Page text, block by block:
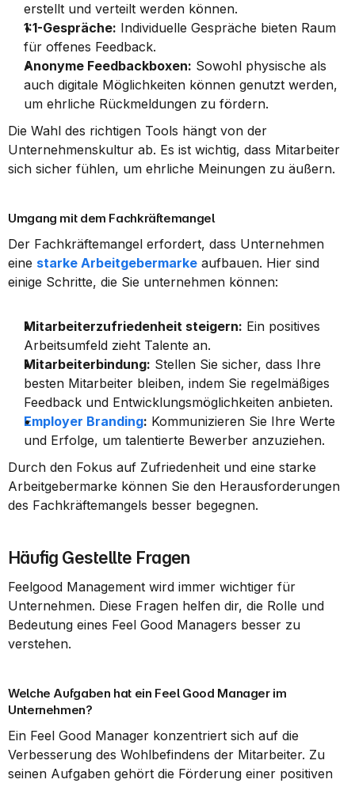
erstellt und verteilt werden können.
1:1-Gespräche: Individuelle Gespräche bieten Raum
für offenes Feedback.
Anonyme Feedbackboxen: Sowohl physische als
auch digitale Möglichkeiten können genutzt werden,
um ehrliche Rückmeldungen zu fördern.
Die Wahl des richtigen Tools hängt von der
Unternehmenskultur ab. Es ist wichtig, dass Mitarbeiter
sich sicher fühlen, um ehrliche Meinungen zu äußern.
Umgang mit dem Fachkräftemangel
Der Fachkräftemangel erfordert, dass Unternehmen
eine starke Arbeitgebermarke aufbauen. Hier sind
einige Schritte, die Sie unternehmen können:
Mitarbeiterzufriedenheit steigern: Ein positives
Arbeitsumfeld zieht Talente an.
Mitarbeiterbindung: Stellen Sie sicher, dass Ihre
besten Mitarbeiter bleiben, indem Sie regelmäßiges
Feedback und Entwicklungsmöglichkeiten anbieten.
Employer Branding: Kommunizieren Sie Ihre Werte
und Erfolge, um talentierte Bewerber anzuziehen.
Durch den Fokus auf Zufriedenheit und eine starke
Arbeitgebermarke können Sie den Herausforderungen
des Fachkräftemangels besser begegnen.
Häufig Gestellte Fragen
Feelgood Management wird immer wichtiger für
Unternehmen. Diese Fragen helfen dir, die Rolle und
Bedeutung eines Feel Good Managers besser zu
verstehen.
Welche Aufgaben hat ein Feel Good Manager im
Unternehmen?
Ein Feel Good Manager konzentriert sich auf die
Verbesserung des Wohlbefindens der Mitarbeiter. Zu
seinen Aufgaben gehört die Förderung einer positiven